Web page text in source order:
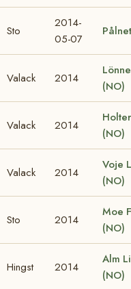
Sto
2014-
05-07
Valack 2014
(NO)
Valack 2014
(NO)
Valack 2014
Voje
(NO)
Sto 2014
Moe
(NO)
Hingst 2014
Alm
(NO)